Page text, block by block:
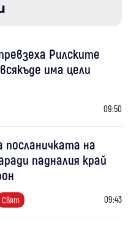
Рилските
има цели
09:50
посланичката на
падналия край
Свят 09:43